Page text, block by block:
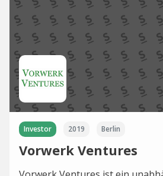
Investor 2019 Berlin
Vorwerk Ventures